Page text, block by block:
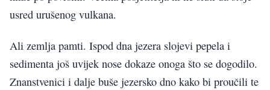
usred urušenog vulkana.
Ali zemlja pamti. Ispod dna jezera slojevi pepela i
sedimenta još uvijek nose dokaze onoga što se dogodilo.
Znanstvenici i dalje buše jezersko dno kako bi proučili te